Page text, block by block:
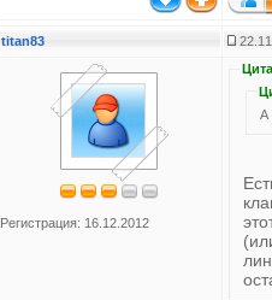
titan83
Регистрация: 16.12.2012
А